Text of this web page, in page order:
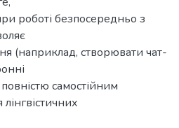
роботі безпосередньо з
(наприклад, створювати чат-
самостійним